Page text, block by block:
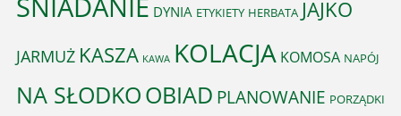
DYNIA ETYKIETY HERBATA JAJKO
JARMUŻ KASZA KAWA KOLACJA KOMOSA NAPÓJ
NA SŁODKOOBIAD PLANOWANIE PORZĄDKI